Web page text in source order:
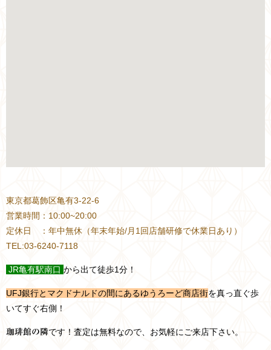
東京都葛飾区亀有3-22-6
営業時間：10:00~20:00
定休日 ：年中無休（年末年始/月1回店舗研修で休業日あり）
TEL:03-6240-7118
JR亀有駅南口 から出て徒歩1分！
UFJ銀行とマクドナルドの間にあるゆうろーど商店街を真っ直ぐ歩
いてすぐ右側！
珈琲館の隣です！査定は無料なので、お気軽にご来店下さい。